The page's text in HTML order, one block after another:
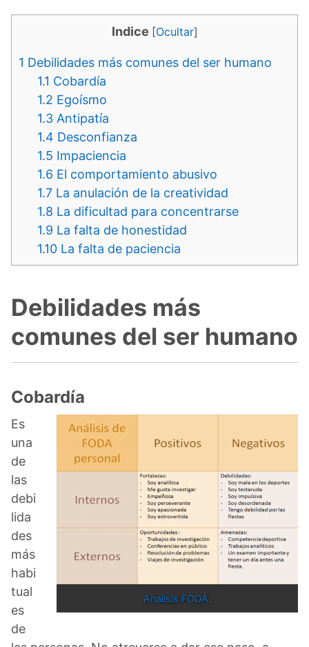
Indice [Ocultar]
1 Debilidades más comunes del ser humano
1.1 Cobardía
1.2 Egoísmo
1.3 Antipatía
1.4 Desconfianza
1.5 Impaciencia
1.6 El comportamiento abusivo
1.7 La anulación de la creatividad
1.8 La dificultad para concentrarse
1.9 La falta de honestidad
1.10 La falta de paciencia
Debilidades más
comunes del ser humano
Cobardía
Analisis FODA.
Es
una
de
las
debi
lida
des
más
habi
tual
es
de